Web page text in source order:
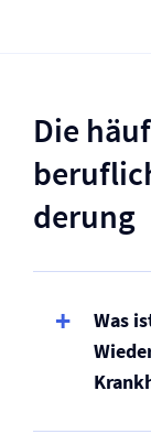
Die
derung
Was